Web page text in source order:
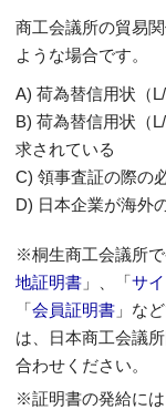
商工会議所の貿易
ような場合です。
A) 荷為替信用状（
B) 荷為替信用状（
求されている
C) 領事査証の際の
D) 日本企業が海外
※桐生商工会議所
地証明書 」、「サ
「会員証明書 」な
は、日本商工会議
合わせください。
※証明書の発給に